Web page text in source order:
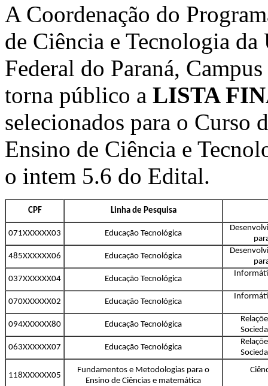
A Coordenação do
de Ciência e Tecnologia
Federal do Paraná,
torna público a LISTA
selecionados para o Curso
Ensino de Ciência e
o intem 5.6 do Edital.
CPF Linha de Pesquisa
071XXXXXX03 Educação Tecnológica
485XXXXXX06
Educação Tecnológica
037XXXXXX04
Educação Tecnológica
070XXXXXX02 Educação Tecnológica
094XXXXXX80 Educação Tecnológica
063XXXXXX07
Educação Tecnológica
118XXXXXX05
Fundamentos e Metodologias para o
Ensino de Ciências e matemática